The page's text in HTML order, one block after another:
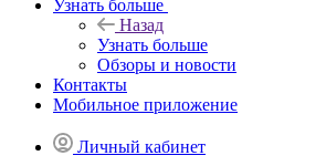
Узнать больше
Назад
Узнать больше
Обзоры и новости
Контакты
Мобильное приложение
Личный кабинет